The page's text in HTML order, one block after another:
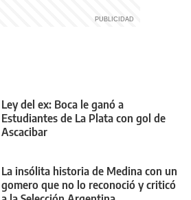
Ley del ex: Boca le ganó a
Estudiantes de La Plata con gol de
Ascacibar
La insólita historia de Medina con un
gomero que no lo reconoció y criticó